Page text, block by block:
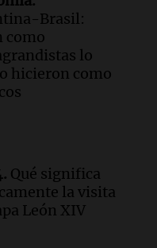
Juan Pablo II
XIV y una
celebra la visita
y reflexiona
Brasil:
como
lo
hicieron como
Qué significa
la visita
León XIV